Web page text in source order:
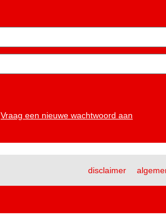
Vraag een nieuwe wachtwoord aan
disclaimer